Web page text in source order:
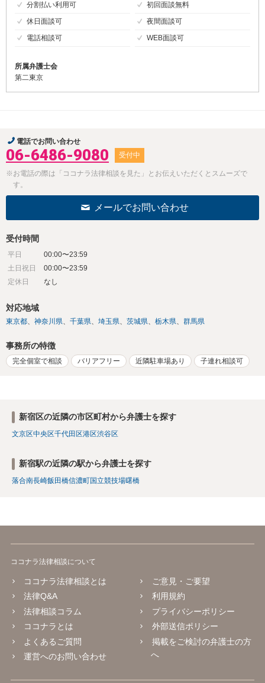
分割払い利用可
初回面談無料
休日面談可
夜間面談可
電話相談可
WEB面談可
所属弁護士会
第二東京
電話でお問い合わせ
06-6486-9080 受付中
※お電話の際は「ココナラ法律相談を見た」とお伝えいただくとスムーズで
す。
メールでお問い合わせ
受付時間
平日
00:00〜23:59
土日祝日
00:00〜23:59
定休日
なし
対応地域
東京都 神奈川県 千葉県 埼玉県 茨城県 栃木県 群馬県
事務所の特徴
完全個室で相談 バリアフリー 近隣駐車場あり 子連れ相談可
新宿区の近隣の市区町村から弁護士を探す
文京区中央区千代田区港区渋谷区
新宿駅の近隣の駅から弁護士を探す
落合南長崎飯田橋信濃町国立競技場曙橋
ココナラ法律相談について
ココナラ法律相談とは
法律Q&A
法律相談コラム
ココナラとは
よくあるご質問
運営へのお問い合わせ
ご意見・ご要望
利用規約
プライバシーポリシー
外部送信ポリシー
掲載をご検討の弁護士の方
へ